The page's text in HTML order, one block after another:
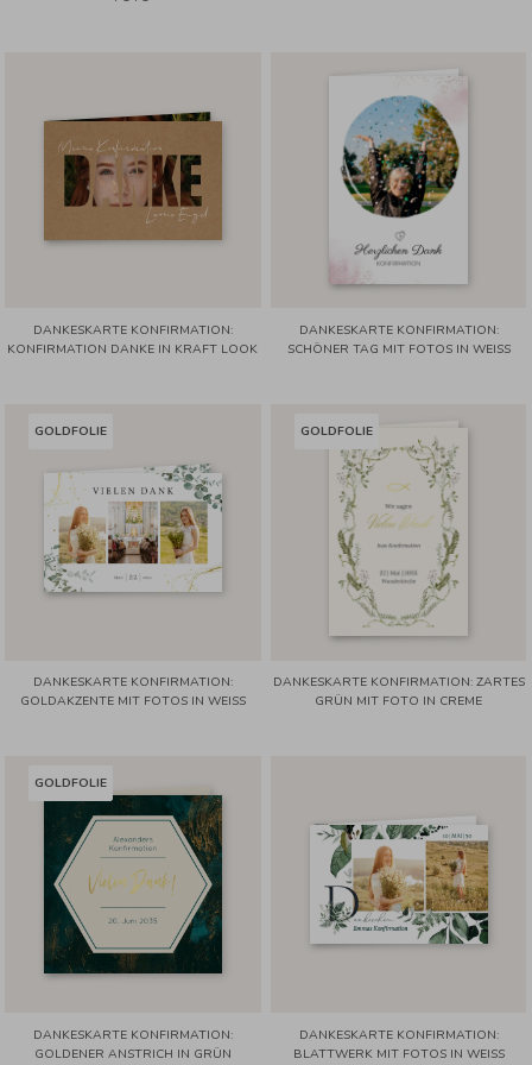
DANKESKARTE KONFIRMATION:
KONFIRMATION DANKE IN KRAFT LOOK
DANKESKARTE KONFIRMATION:
SCHÖNER TAG MIT FOTOS IN WEISS
GOLDFOLIE
DANKESKARTE KONFIRMATION:
GOLDAKZENTE MIT FOTOS IN WEISS
GOLDFOLIE
DANKESKARTE KONFIRMATION: ZARTES
GRÜN MIT FOTO IN CREME
GOLDFOLIE
DANKESKARTE KONFIRMATION:
GOLDENER ANSTRICH IN GRÜN
DANKESKARTE KONFIRMATION:
BLATTWERK MIT FOTOS IN WEISS